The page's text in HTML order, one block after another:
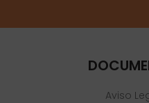
Aviso